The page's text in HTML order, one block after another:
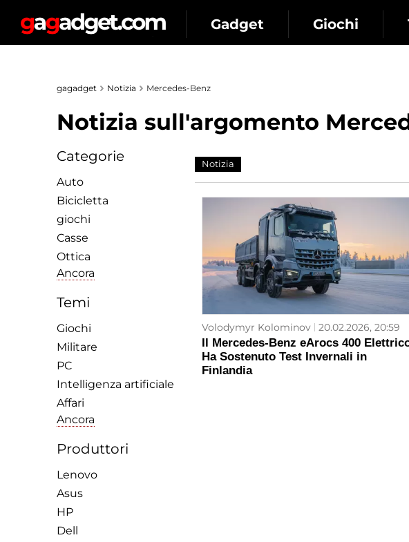
Gadget Giochi
gagadget Notizia Mercedes-Benz
Notizia sull'argomento
Notizia
Volodymyr Kolominov 20.02.2026, 20:59
Il Mercedes-Benz eArocs 400
Ha Sostenuto Test Invernali in
Finlandia
Categorie
Auto
Bicicletta
giochi
Сasse
Ottica
Ancora
Temi
Giochi
Militare
PC
Intelligenza artificiale
Affari
Ancora
Produttori
Lenovo
Asus
HP
Dell